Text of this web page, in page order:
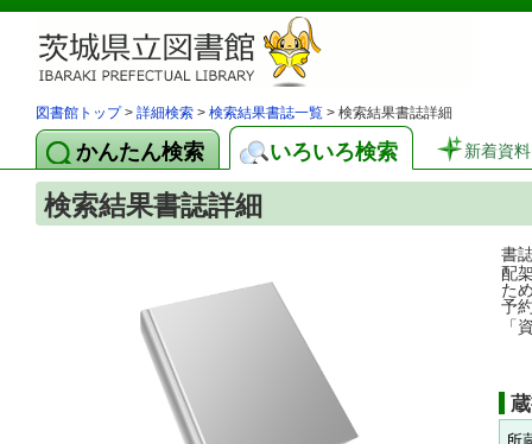
図書館トップ> 詳細検索 > 検索結果書誌一覧 > 検索結果書誌詳細
かんたん検索 いろいろ検索 新着資料
検索結果書誌詳細
書
配
た
予
「